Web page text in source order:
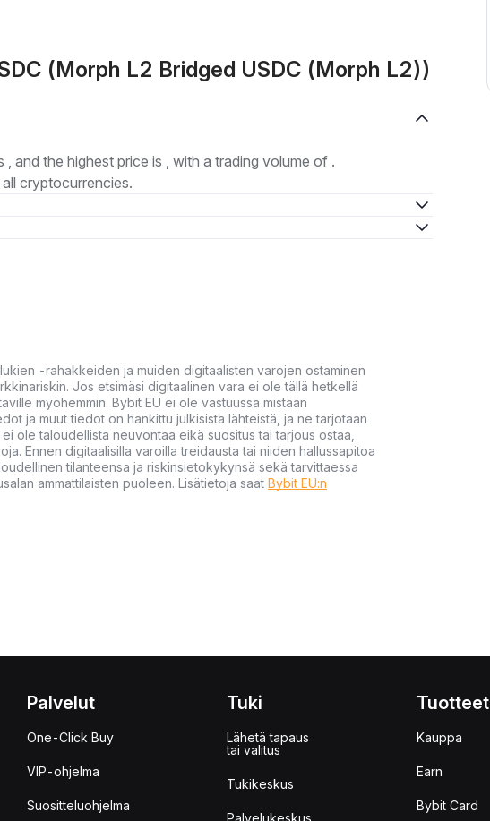
(Morph L2 Bridged USDC (Morph L2))
and the highest price is , with a trading volume of .
cryptocurrencies.
-rahakkeiden ja muiden digitaalisten varojen ostaminen
Jos etsimäsi digitaalinen vara ei ole tällä hetkellä
myöhemmin. Bybit EU ei ole vastuussa mistään
ja muut tiedot on hankittu julkisista lähteistä, ja ne tarjotaan
ole taloudellista neuvontaa eikä suositus tai tarjous ostaa,
Ennen digitaalisilla varoilla treidausta tai niiden hallussapitoa
tilanteensa ja riskinsietokykynsä sekä tarvittaessa
ammattilaisten puoleen. Lisätietoja saat Bybit EU:n
Palvelut
One-Click Buy
VIP-ohjelma
Suositteluohjelma
Tuki
Lähetä tapaus
tai valitus
Tukikeskus
Palvelukeskus
Tuotteet
Kauppa
Earn
Bybit Card